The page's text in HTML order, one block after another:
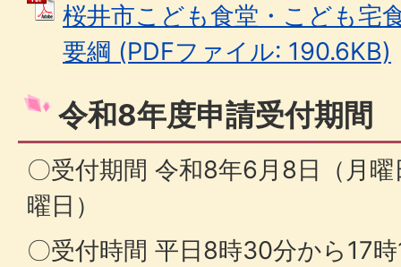
桜井市こども食堂・こども宅
要綱 (PDFファイル: 190.6KB)
令和8年度申請受付期間
〇受付期間 令和8年6月8日（月
曜日）
〇受付時間 平日8時30分から17